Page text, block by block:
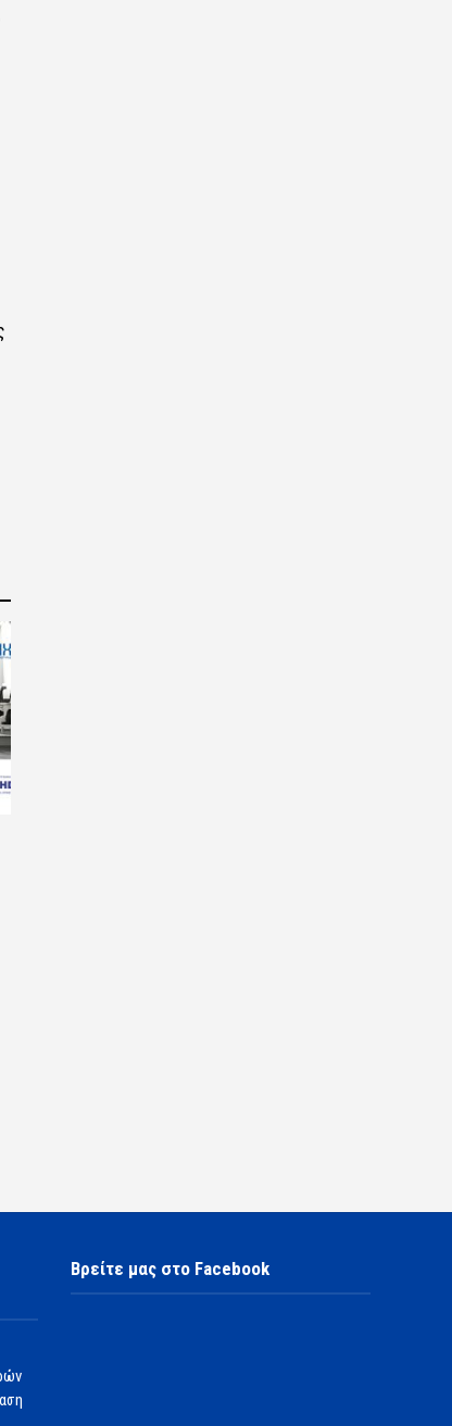
Βρείτε μας στο Facebook